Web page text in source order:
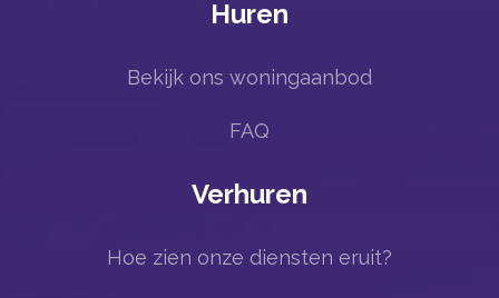
Huren
Bekijk ons woningaanbod
FAQ
Verhuren
Hoe zien onze diensten eruit?